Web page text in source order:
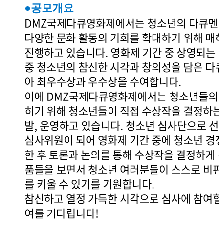
●공모개요
DMZ국제다큐영화제에서는 청소년의 다큐
다양한 문화 활동의 기회를 확대하기 위해
진행하고 있습니다. 영화제 기간 중 상영되
중 청소년의 참신한 시각과 창의성을 담은
아 최우수상과 우수상을 수여합니다.
이에 DMZ국제다큐영화제에서는 청소년들
히기 위해 청소년들이 직접 수상작을 결정하
발, 운영하고 있습니다. 청소년 심사단으로
심사위원이 되어 영화제 기간 중에 청소년
한 후 토론과 논의를 통해 수상작을 결정하
품들을 보면서 청소년 여러분들이 스스로 비
를 키울 수 있기를 기원합니다.
참신하고 열정 가득한 시각으로 심사에 참여
여를 기다립니다!